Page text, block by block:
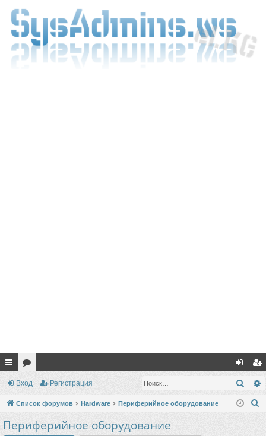
с
ы
и
ор хо
д
ег
ис
Вход Регистрация
Список форумов Hardware Периферийное оборудование
Периферийное оборудование